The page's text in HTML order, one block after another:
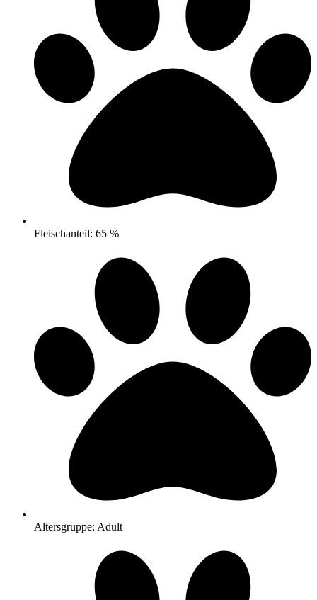
Fleischanteil: 65 %
Altersgruppe: Adult